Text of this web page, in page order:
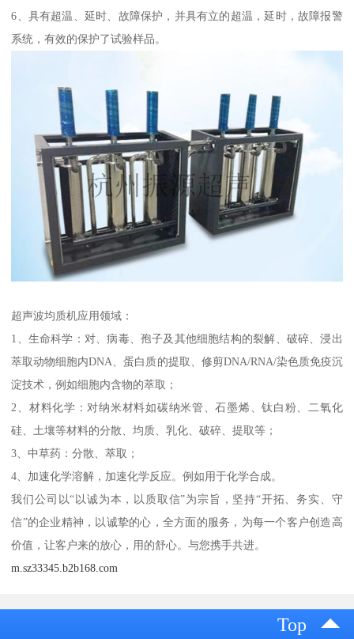
6、具有超温、延时、故障保护，并具有立的超温，延时，故障报警
系统，有效的保护了试验样品。
超声波均质机应用领域：
1、生命科学：对、病毒、孢子及其他细胞结构的裂解、破碎、浸出
萃取动物细胞内DNA、蛋白质的提取、修剪DNA/RNA/染色质免疫沉
淀技术，例如细胞内含物的萃取；
2、材料化学：对纳米材料如碳纳米管、石墨烯、钛白粉、二氧化
硅、土壤等材料的分散、均质、乳化、破碎、提取等；
3、中草药：分散、萃取；
4、加速化学溶解，加速化学反应。例如用于化学合成。
我们公司以“以诚为本，以质取信”为宗旨，坚持“开拓、务实、守
信”的企业精神，以诚挚的心，全方面的服务，为每一个客户创造高
价值，让客户来的放心，用的舒心。与您携手共进。
m.sz33345.b2b168.com
Top